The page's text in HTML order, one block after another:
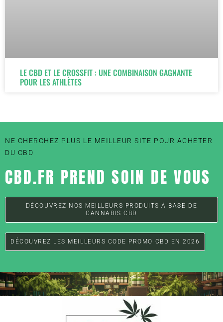
LE CBD ET LE CROSSFIT : UNE COMBINAISON GAGNANTE
POUR LES ATHLÈTES
NE CHERCHEZ PLUS LE MEILLEUR SITE POUR ACHETER
DU CBD
CBD.FR PREND SOIN DE VOUS
DÉCOUVREZ NOS MEILLEURS PRODUITS À BASE DE
CANNABIS CBD
DÉCOUVREZ LES MEILLEURS CODE PROMO CBD EN 2026